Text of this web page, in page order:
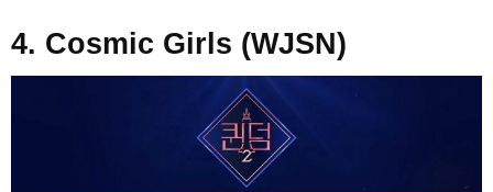
4. Cosmic Girls (WJSN)